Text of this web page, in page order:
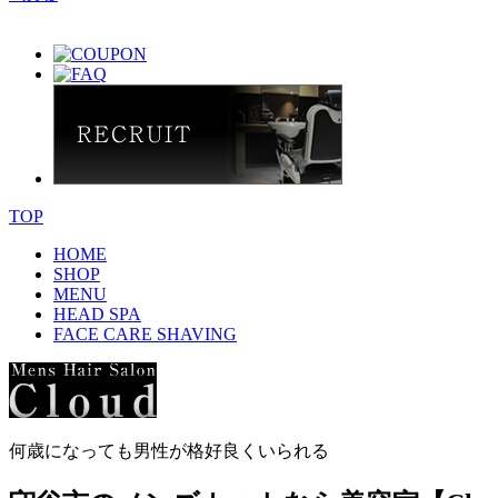
TOP
HOME
SHOP
MENU
HEAD SPA
FACE CARE SHAVING
何歳になっても男性が格好良くいられる